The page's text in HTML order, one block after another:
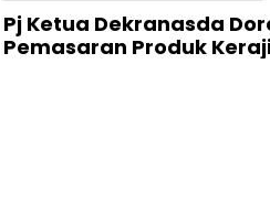
Pj Ketua Dekranasda
Pemasaran Produk